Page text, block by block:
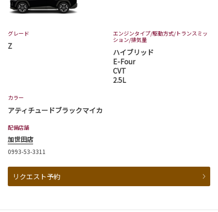
グレード
Z
エンジンタイプ/駆動方式/トランスミッ
ション/排気量
ハイブリッド
E-Four
CVT
2.5L
カラー
アティチュードブラックマイカ
配備店舗
加世田店
0993-53-3311
リクエスト予約